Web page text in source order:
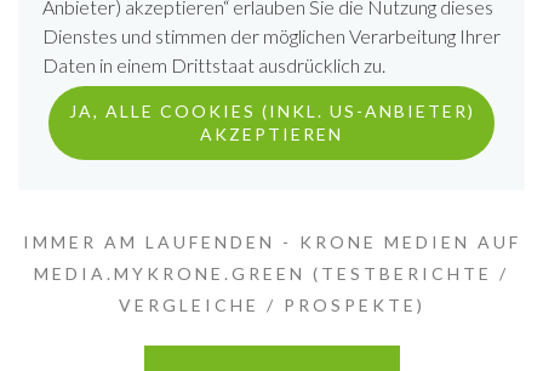
Anbieter) akzeptieren“ erlauben Sie die Nutzung dieses
Dienstes und stimmen der möglichen Verarbeitung Ihrer
Daten in einem Drittstaat ausdrücklich zu.
JA, ALLE COOKIES (INKL. US-ANBIETER)
AKZEPTIEREN
IMMER AM LAUFENDEN - KRONE MEDIEN AUF
MEDIA.MYKRONE.GREEN (TESTBERICHTE /
VERGLEICHE / PROSPEKTE)